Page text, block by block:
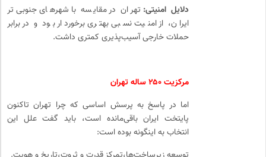
دلایل امنیتی: تهران در مقایسه با شهرهای جنوبی‌تر
ایران، از امنیت نسبی بهتری برخوردار بود و در برابر
حملات خارجی آسیب‌پذیری کمتری داشت.
مرکزیت ۲۵۰ ساله تهران
اما در پاسخ به پرسش اساسی که چرا تهران تاکنون
پایتخت ایران باقی‌مانده است، باید گفت علل این
انتخاب به اینگونه بوده است: